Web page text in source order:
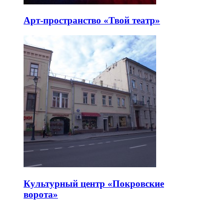
Арт-пространство «Твой театр»
Культурный центр «Покровские
ворота»